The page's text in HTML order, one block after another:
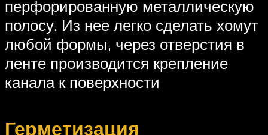
перфорированную металлическую
полосу. Из нее легко сделать хомут
любой формы, через отверстия в
ленте производится крепление
канала к поверхности
Герметизация